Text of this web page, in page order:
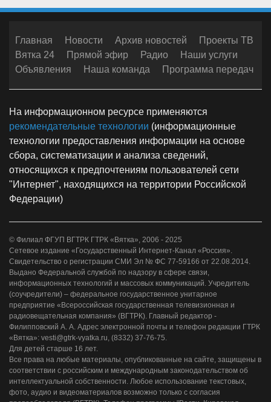
Главная Новости Архив новостей
Проекты ТВ
Вятка 24
Прямой эфир Радио
Наши услуги
Объявления
Наша команда Программа передач
На информационном ресурсе применяются
рекомендательные технологии (информационные
технологии предоставления информации на основе
сбора, систематизации и анализа сведений,
относящихся к предпочтениям пользователей сети
"Интернет", находящихся на территории Российской
Федерации)
© Филиал ФГУП ВГТРК ГТРК «Вятка», 2006 - 2025
Сетевое издание «Государственный Интернет-Канал «Россия».
Свидетельство о регистрации СМИ Эл № ФС 77-59166 от 22.08.2014.
Выдано Федеральной службой по надзору в сфере связи,
информационных технологий и массовых коммуникаций. Учредитель
(соучредители) – федеральное государственное унитарное
предприятие «Всероссийская государственная телевизионная и
радиовещательная компания» (ВГТРК). Главный редактор -
Филипповский А. А. Адрес электронной почты и телефон редакции ГТРК
«Вятка»: vesti@gtrk-vyatka.ru, (8332) 37-76-75.
Для детей старше 16 лет.
Все права на любые материалы, опубликованные на сайте, защищены в
соответствии с российским и международным законодательством об
интеллектуальной собственности. Любое использование текстовых,
фото, аудио и видеоматериалов возможно только с согласия